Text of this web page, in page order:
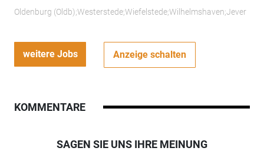
Oldenburg (Oldb);Westerstede;Wiefelstede;Wilhelmshaven;Jever
weitere Jobs Anzeige schalten
KOMMENTARE
SAGEN SIE UNS IHRE MEINUNG